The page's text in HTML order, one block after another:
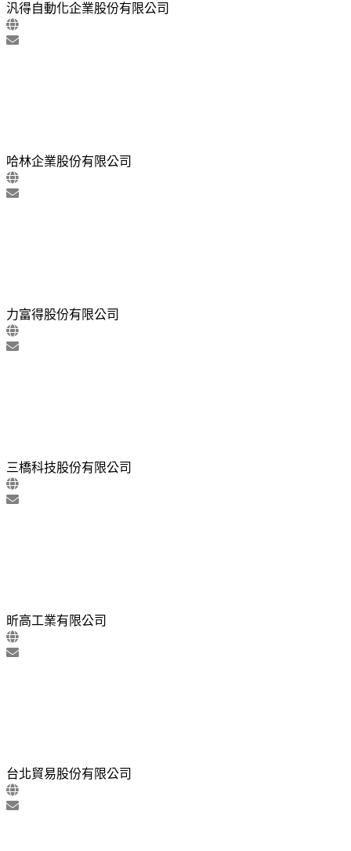
汎得自動化企業股份有限公司
哈林企業股份有限公司
力富得股份有限公司
三橋科技股份有限公司
昕高工業有限公司
台北貿易股份有限公司